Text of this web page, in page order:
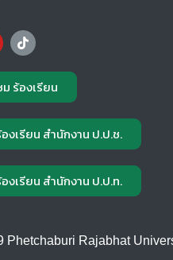
ร้องเรียน
งเรียน สำนักงาน ป.ป.ช.
งเรียน สำนักงาน ป.ป.ท.
Rajabhat